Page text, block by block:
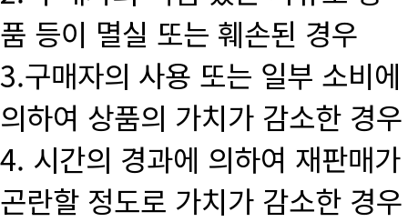
품 등이 멸실 또는 훼손된 경우
3.구매자의 사용 또는 일부 소비에
의하여 상품의 가치가 감소한 경우
4. 시간의 경과에 의하여 재판매가
곤란할 정도로 가치가 감소한 경우